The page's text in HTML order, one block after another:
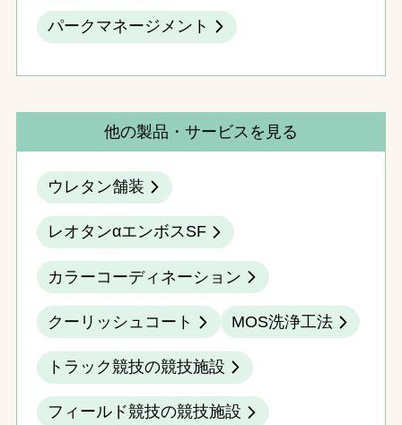
パークマネージメント
他の製品・サービスを見る
ウレタン舗装
レオタンαエンボスSF
カラーコーディネーション
クーリッシュコート MOS洗浄工法
トラック競技の競技施設
フィールド競技の競技施設